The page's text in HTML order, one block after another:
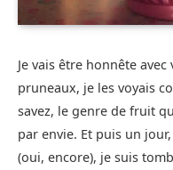
Je vais être honnête
pruneaux, je les voyais
savez, le genre de fruit
par envie. Et puis un
(oui, encore), je suis